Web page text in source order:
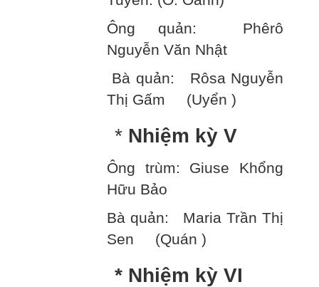
Ông quản: Phêrô
Nguyễn Văn Nhật
Bà quản: Rôsa Nguyễn
Thị Gấm (Uyển )
* Nhiệm kỳ V
Ông trùm: Giuse Khổng
Hữu Bảo
Bà quản: Maria Trần Thị
Sen (Quán )
* Nhiệm kỳ VI